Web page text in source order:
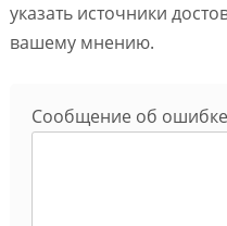
указать источники
вашему мнению.
Сообщение об ошибке